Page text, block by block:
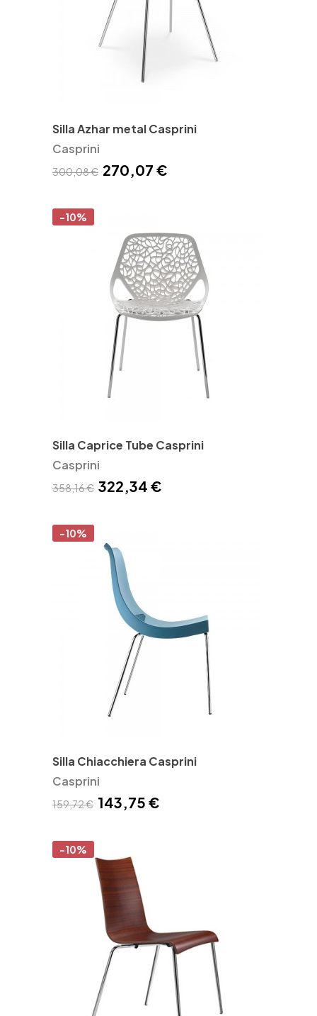
Silla Azhar metal Casprini
Casprini
300,08 € 270,07 €
-10%
Silla Caprice Tube Casprini
Casprini
358,16 € 322,34 €
-10%
Silla Chiacchiera Casprini
Casprini
159,72 € 143,75 €
-10%